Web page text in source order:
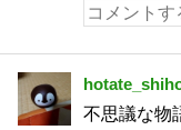
不思議な物